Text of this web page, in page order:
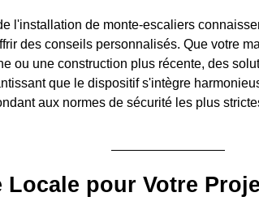
l'installation de monte-escaliers
des conseils personnalisés. Que votre
ou une construction plus récente, des
que le dispositif s'intègre
aux normes de sécurité les plus
Locale pour Votre